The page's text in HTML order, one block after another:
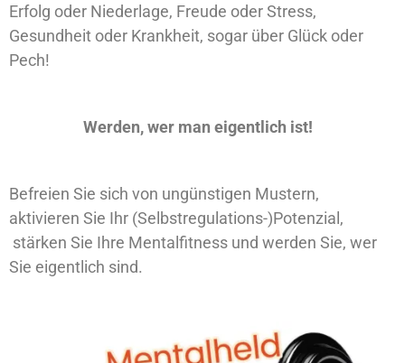
Erfolg oder Niederlage, Freude oder Stress,
Gesundheit oder Krankheit, sogar über Glück oder
Pech!
Werden, wer man eigentlich ist!
Befreien Sie sich von ungünstigen Mustern,
aktivieren Sie Ihr (Selbstregulations-)Potenzial,
stärken Sie Ihre Mentalfitness und werden Sie, wer
Sie eigentlich sind.